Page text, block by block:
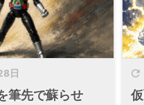
日
筆先で蘇らせ
